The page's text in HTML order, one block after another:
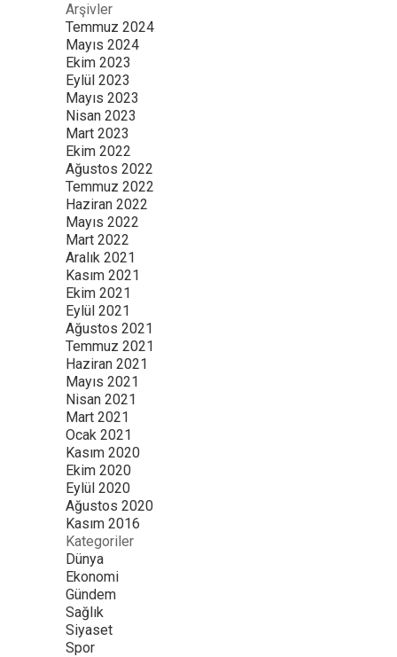
Arşivler
Temmuz 2024
Mayıs 2024
Ekim 2023
Eylül 2023
Mayıs 2023
Nisan 2023
Mart 2023
Ekim 2022
Ağustos 2022
Temmuz 2022
Haziran 2022
Mayıs 2022
Mart 2022
Aralık 2021
Kasım 2021
Ekim 2021
Eylül 2021
Ağustos 2021
Temmuz 2021
Haziran 2021
Mayıs 2021
Nisan 2021
Mart 2021
Ocak 2021
Kasım 2020
Ekim 2020
Eylül 2020
Ağustos 2020
Kasım 2016
Kategoriler
Dünya
Ekonomi
Gündem
Sağlık
Siyaset
Spor